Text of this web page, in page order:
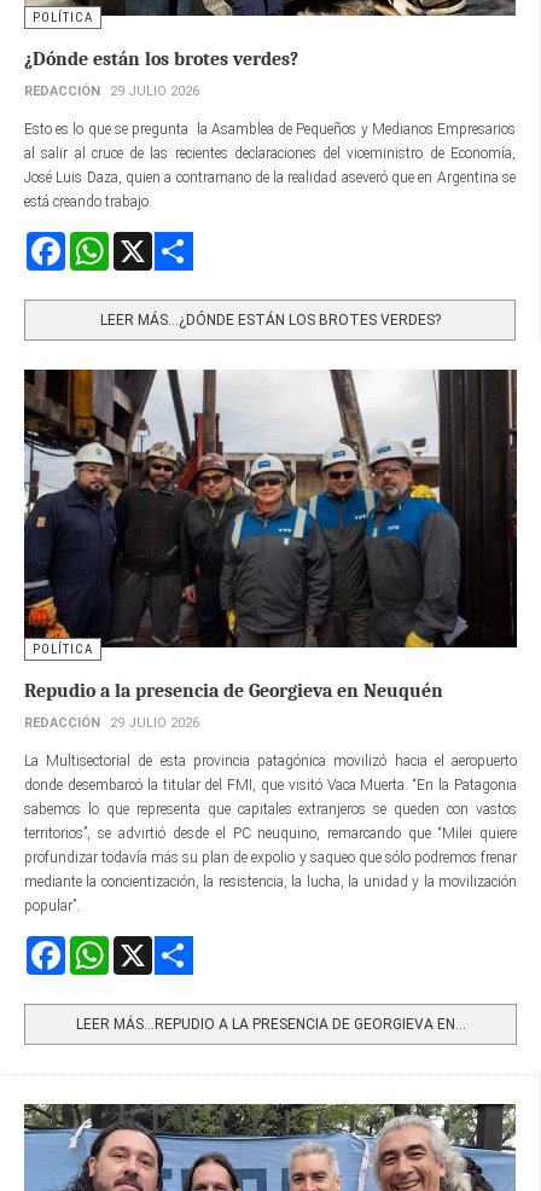
POLÍTICA
¿Dónde están los brotes verdes?
REDACCIÓN 29 JULIO 2026
Esto es lo que se pregunta la Asamblea de Pequeños y Medianos Empresarios
al salir al cruce de las recientes declaraciones del viceministro de Economía,
José Luis Daza, quien a contramano de la realidad aseveró que en Argentina se
está creando trabajo.
FacebookWhatsApp
LEER MÁS…¿DÓNDE ESTÁN LOS BROTES VERDES?
POLÍTICA
Repudio a la presencia de Georgieva en Neuquén
REDACCIÓN 29 JULIO 2026
La Multisectorial de esta provincia patagónica movilizó hacia el aeropuerto
donde desembarcó la titular del FMI, que visitó Vaca Muerta. “En la Patagonia
sabemos lo que representa que capitales extranjeros se queden con vastos
territorios”, se advirtió desde el PC neuquino, remarcando que “Milei quiere
profundizar todavía más su plan de expolio y saqueo que sólo podremos frenar
mediante la concientización, la resistencia, la lucha, la unidad y la movilización
popular”.
FacebookWhatsApp
LEER MÁS…REPUDIO A LA PRESENCIA DE GEORGIEVA EN...